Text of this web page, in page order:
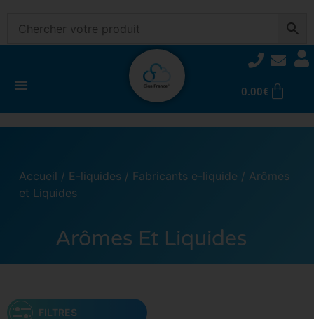
0.00€
Accueil / E-liquides / Fabricants e-liquide / Arômes
et Liquides
Arômes Et Liquides